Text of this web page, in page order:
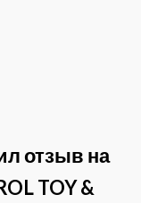
отзыв на
TOY &